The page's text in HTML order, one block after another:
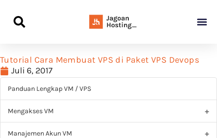
Tutorial Cara Membuat VPS di Paket VPS Devops
Juli 6, 2017
Panduan Lengkap VM / VPS
Mengakses VM
Manajemen Akun VM